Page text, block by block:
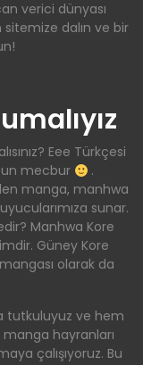
verici dünyası
dalın ve bir
Eee Türkçesi
mecbur
.
manga, manhwa
sunar.
Manhwa Kore
Güney Kore
olarak da
tutkuluyuz ve hem
hayranları
çalışıyoruz. Bu